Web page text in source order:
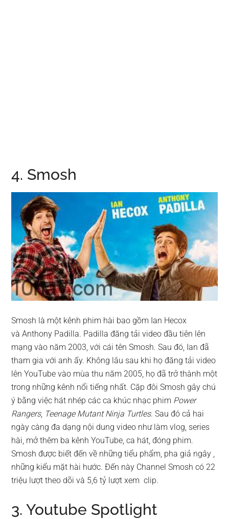
4. Smosh
Smosh là một kênh phim hài bao gồm Ian Hecox
và Anthony Padilla. Padilla đăng tải video đầu tiên lên
mạng vào năm 2003, với cái tên Smosh. Sau đó, Ian đã
tham gia với anh ấy. Không lâu sau khi họ đăng tải video
lên YouTube vào mùa thu năm 2005, họ đã trở thành một
trong những kênh nổi tiếng nhất. Cặp đôi Smosh gây chú
ý bằng việc hát nhép các ca khúc nhạc phim Power
Rangers, Teenage Mutant Ninja Turtles. Sau đó cả hai
ngày càng đa dạng nội dung video như làm vlog, series
hài, mở thêm ba kênh YouTube, ca hát, đóng phim.
Smosh được biết đến về những tiểu phẩm, pha giả ngây ,
những kiểu mặt hài hước. Đến này Channel Smosh có 22
triệu lượt theo dõi và 5,6 tỷ lượt xem clip.
3. Youtube Spotlight